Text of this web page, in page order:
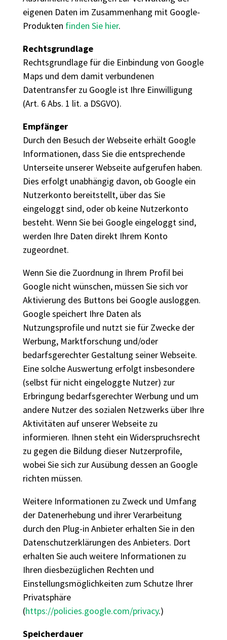
eigenen Daten im Zusammenhang mit Google-
Produkten finden Sie hier.
Rechtsgrundlage
Rechtsgrundlage für die Einbindung von Google
Maps und dem damit verbundenen
Datentransfer zu Google ist Ihre Einwilligung
(Art. 6 Abs. 1 lit. a DSGVO).
Empfänger
Durch den Besuch der Webseite erhält Google
Informationen, dass Sie die entsprechende
Unterseite unserer Webseite aufgerufen haben.
Dies erfolgt unabhängig davon, ob Google ein
Nutzerkonto bereitstellt, über das Sie
eingeloggt sind, oder ob keine Nutzerkonto
besteht. Wenn Sie bei Google eingeloggt sind,
werden Ihre Daten direkt Ihrem Konto
zugeordnet.
Wenn Sie die Zuordnung in Ihrem Profil bei
Google nicht wünschen, müssen Sie sich vor
Aktivierung des Buttons bei Google ausloggen.
Google speichert Ihre Daten als
Nutzungsprofile und nutzt sie für Zwecke der
Werbung, Marktforschung und/oder
bedarfsgerechter Gestaltung seiner Webseite.
Eine solche Auswertung erfolgt insbesondere
(selbst für nicht eingeloggte Nutzer) zur
Erbringung bedarfsgerechter Werbung und um
andere Nutzer des sozialen Netzwerks über Ihre
Aktivitäten auf unserer Webseite zu
informieren. Ihnen steht ein Widerspruchsrecht
zu gegen die Bildung dieser Nutzerprofile,
wobei Sie sich zur Ausübung dessen an Google
richten müssen.
Weitere Informationen zu Zweck und Umfang
der Datenerhebung und ihrer Verarbeitung
durch den Plug-in Anbieter erhalten Sie in den
Datenschutzerklärungen des Anbieters. Dort
erhalten Sie auch weitere Informationen zu
Ihren diesbezüglichen Rechten und
Einstellungsmöglichkeiten zum Schutze Ihrer
Privatsphäre
(https://policies.google.com/privacy.)
Speicherdauer